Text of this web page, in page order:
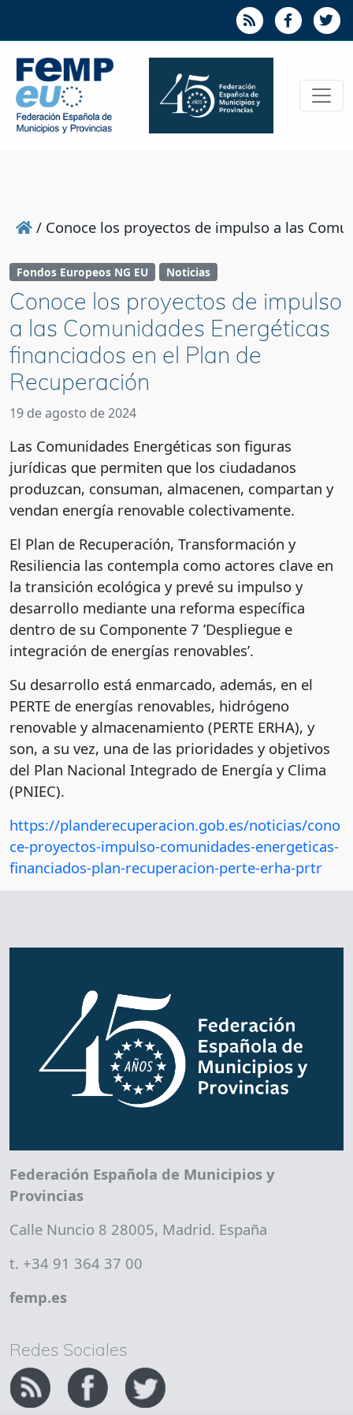
/ Conoce los proyectos de impulso a las
Fondos Europeos NG EU Noticias
Conoce los proyectos de impulso
a las Comunidades Energéticas
financiados en el Plan de
Recuperación
19 de agosto de 2024
Las Comunidades Energéticas son figuras
jurídicas que permiten que los ciudadanos
produzcan, consuman, almacenen, compartan y
vendan energía renovable colectivamente.
El Plan de Recuperación, Transformación y
Resiliencia las contempla como actores clave en
la transición ecológica y prevé su impulso y
desarrollo mediante una reforma específica
dentro de su Componente 7 ’Despliegue e
integración de energías renovables’.
Su desarrollo está enmarcado, además, en el
PERTE de energías renovables, hidrógeno
renovable y almacenamiento (PERTE ERHA), y
son, a su vez, una de las prioridades y objetivos
del Plan Nacional Integrado de Energía y Clima
(PNIEC).
https://planderecuperacion.gob.es/noticias/cono
ce-proyectos-impulso-comunidades-energeticas-
financiados-plan-recuperacion-perte-erha-prtr
Federación Española de Municipios y
Provincias
Calle Nuncio 8 28005, Madrid. España
t. +34 91 364 37 00
femp.es
Redes Sociales